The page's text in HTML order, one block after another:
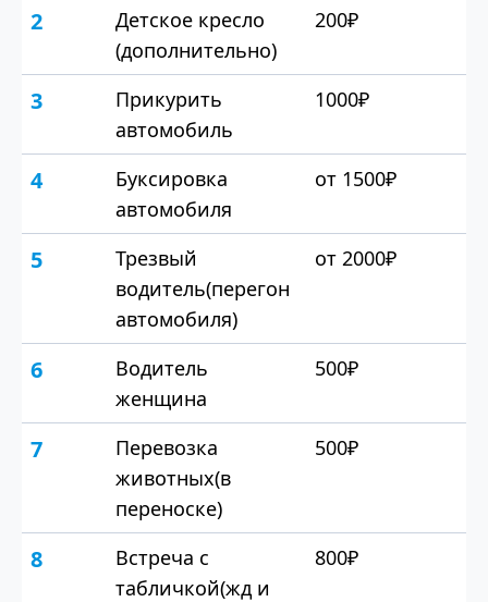
2
Детское кресло
(дополнительно)
200₽
3
Прикурить
автомобиль
1000₽
4
Буксировка
автомобиля
от 1500₽
5
Трезвый
водитель(перегон
автомобиля)
от 2000₽
6
Водитель
женщина
500₽
7
Перевозка
животных(в
переноске)
500₽
8
Встреча с
табличкой(жд и
800₽